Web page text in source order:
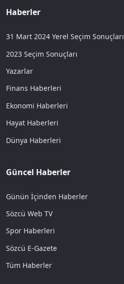
Haberler
31 Mart 2024 Yerel Seçim Sonuçları
2023 Seçim Sonuçları
Yazarlar
Finans Haberleri
Ekonomi Haberleri
Hayat Haberleri
Dünya Haberleri
Güncel Haberler
Günün İçinden Haberler
Sözcü Web TV
Spor Haberleri
Sözcü E-Gazete
Tüm Haberler